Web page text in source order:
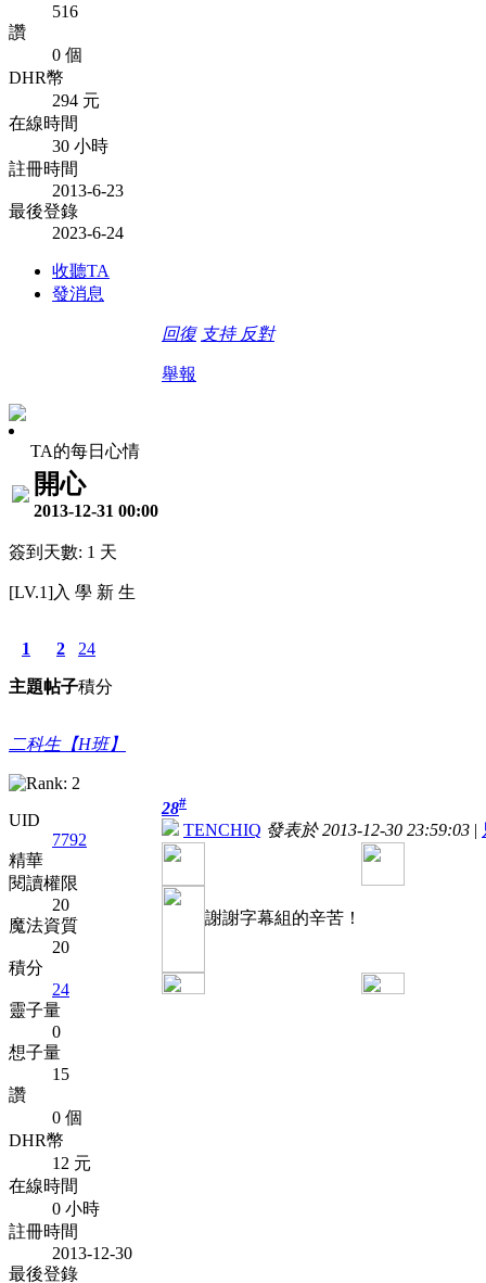
516
讚
0 個
DHR幣
294 元
在線時間
30 小時
註冊時間
2013-6-23
最後登錄
2023-6-24
收聽TA
發消息
回復 支持 反對
舉報
TA的每日心情
開心
2013-12-31 00:00
簽到天數: 1 天
[LV.1]入 學 新 生
1
主題
2
帖子
24
積分
二科生【H班】
UID
7792
精華
閱讀權限
20
魔法資質
20
積分
24
靈子量
0
想子量
15
讚
0 個
DHR幣
12 元
在線時間
0 小時
註冊時間
2013-12-30
最後登錄
28#
TENCHIQ 發表於 2013-12-30 23:59:03 |
謝謝字幕組的辛苦！